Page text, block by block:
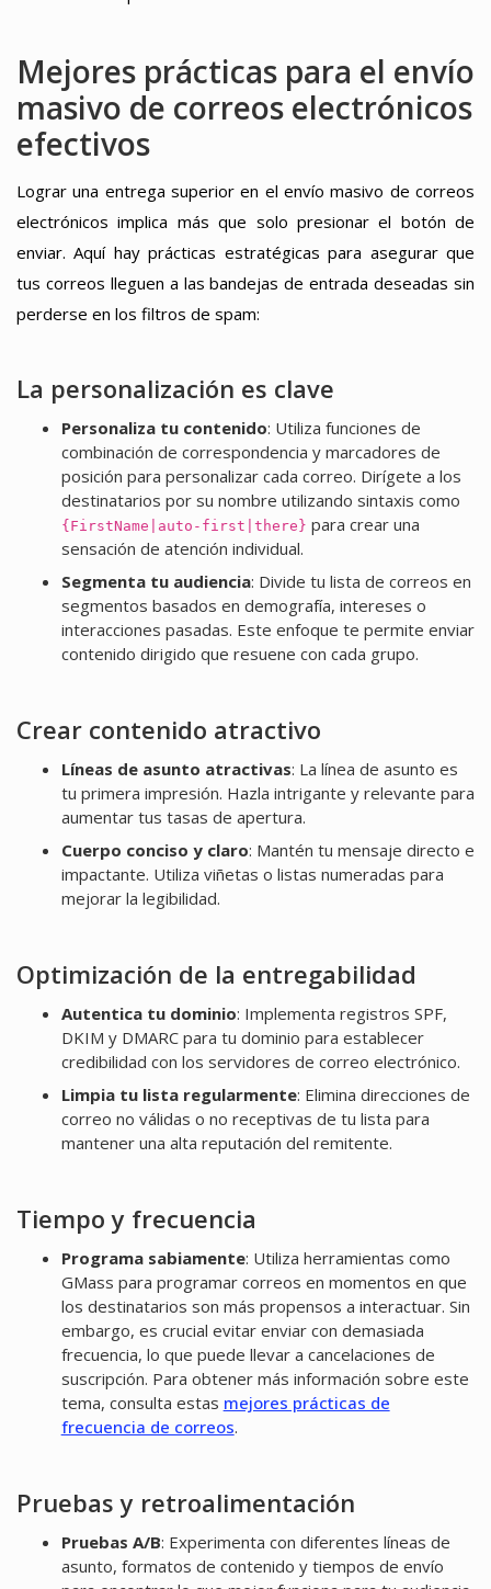
Mejores prácticas para el envío
masivo de correos electrónicos
efectivos
Lograr una entrega superior en el envío masivo de correos
electrónicos implica más que solo presionar el botón de
enviar. Aquí hay prácticas estratégicas para asegurar que
tus correos lleguen a las bandejas de entrada deseadas sin
perderse en los filtros de spam:
La personalización es clave
Personaliza tu contenido: Utiliza funciones de
combinación de correspondencia y marcadores de
posición para personalizar cada correo. Dirígete a los
destinatarios por su nombre utilizando sintaxis como
{FirstName|auto-first|there} para crear una
sensación de atención individual.
Segmenta tu audiencia: Divide tu lista de correos en
segmentos basados en demografía, intereses o
interacciones pasadas. Este enfoque te permite enviar
contenido dirigido que resuene con cada grupo.
Crear contenido atractivo
Líneas de asunto atractivas: La línea de asunto es
tu primera impresión. Hazla intrigante y relevante para
aumentar tus tasas de apertura.
Cuerpo conciso y claro: Mantén tu mensaje directo e
impactante. Utiliza viñetas o listas numeradas para
mejorar la legibilidad.
Optimización de la entregabilidad
Autentica tu dominio: Implementa registros SPF,
DKIM y DMARC para tu dominio para establecer
credibilidad con los servidores de correo electrónico.
Limpia tu lista regularmente: Elimina direcciones de
correo no válidas o no receptivas de tu lista para
mantener una alta reputación del remitente.
Tiempo y frecuencia
Programa sabiamente: Utiliza herramientas como
GMass para programar correos en momentos en que
los destinatarios son más propensos a interactuar. Sin
embargo, es crucial evitar enviar con demasiada
frecuencia, lo que puede llevar a cancelaciones de
suscripción. Para obtener más información sobre este
tema, consulta estas mejores prácticas de
frecuencia de correos.
Pruebas y retroalimentación
Pruebas A/B: Experimenta con diferentes líneas de
asunto, formatos de contenido y tiempos de envío